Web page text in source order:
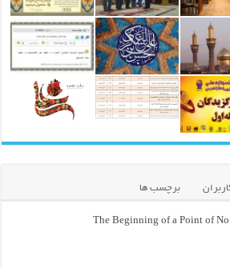
برچسب ها
The Beginning of a Point of